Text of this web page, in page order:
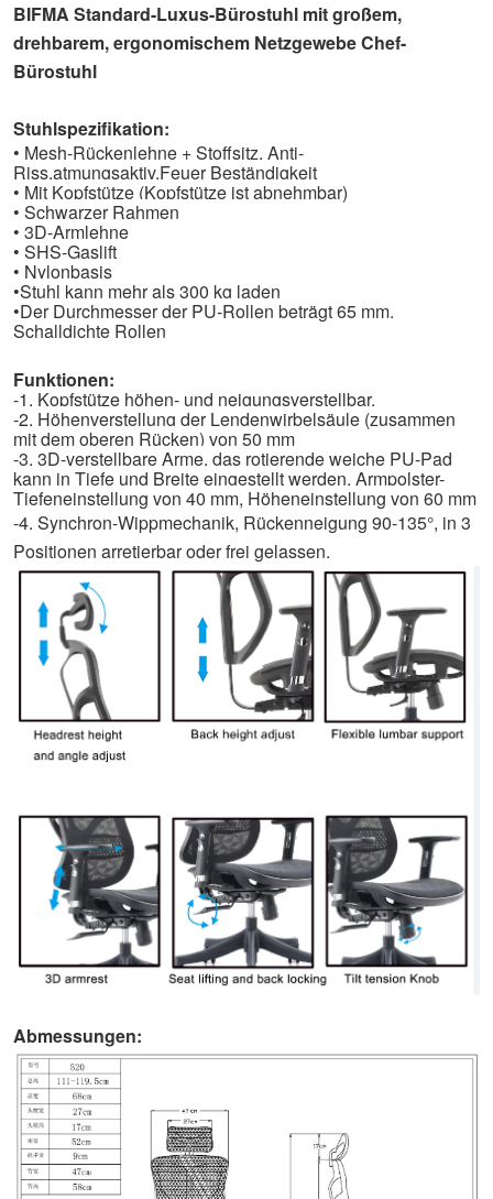
BIFMA Standard-Luxus-Bürostuhl mit großem,
drehbarem, ergonomischem Netzgewebe Chef-
Bürostuhl
Stuhlspezifikation:
• Mesh-Rückenlehne + Stoffsitz, Anti-
Riss.atmungsaktiv,Feuer Beständigkeit
• Mit Kopfstütze (Kopfstütze ist abnehmbar)
• Schwarzer Rahmen
• 3D-Armlehne
• SHS-Gaslift
• Nylonbasis
•Stuhl kann mehr als 300 kg laden
•Der Durchmesser der PU-Rollen beträgt 65 mm.
Schalldichte Rollen
Funktionen:
-1. Kopfstütze höhen- und neigungsverstellbar,
-2. Höhenverstellung der Lendenwirbelsäule (zusammen
mit dem oberen Rücken) von 50 mm
-3. 3D-verstellbare Arme, das rotierende weiche PU-Pad
kann in Tiefe und Breite eingestellt werden, Armpolster-
Tiefeneinstellung von 40 mm, Höheneinstellung von 60 mm
-4. Synchron-Wippmechanik, Rückenneigung 90-135°, in 3
Positionen arretierbar oder frei gelassen.
Abmessungen: